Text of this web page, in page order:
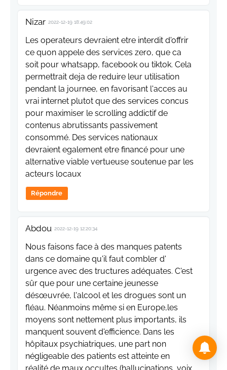
Nizar 2022-12-19 18:49:02
Les operateurs devraient etre interdit d'offrir
ce quon appele des services zero, que ca
soit pour whatsapp, facebook ou tiktok. Cela
permettrait deja de reduire leur utilisation
pendant la journee, en favorisant l'acces au
vrai internet plutot que des services concus
pour maximiser le scrolling addictif de
contenus abrutissants passivement
consommé. Des services nationaux
devraient egalement etre financé pour une
alternative viable vertueuse soutenue par les
acteurs locaux
Répondre
Abdou 2022-12-19 12:20:34
Nous faisons face à des manques patents
dans ce domaine qu'il faut combler d'
urgence avec des tructures adéquates. C'est
sûr que pour une certaine jeunesse
désœuvrée, l'alcool et les drogues sont un
fléau. Néanmoins même si en Europe,les
moyens sont nettement plus importants, ils
manquent souvent d'efficience. Dans les
hôpitaux psychiatriques, une part non
négligeable des patients est atteinte en